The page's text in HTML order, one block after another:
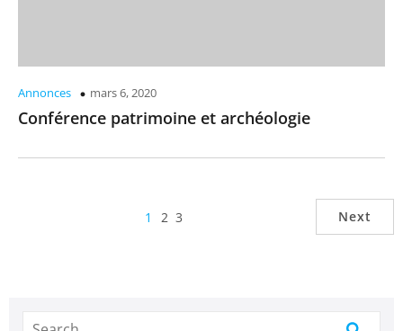
Annonces mars 6, 2020
Conférence patrimoine et archéologie
1 2 3 Next